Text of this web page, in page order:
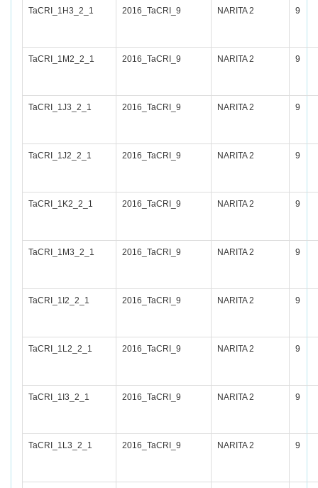
TaCRI_1H3_2_1 2016_TaCRI_9 NARITA 2 9
TaCRI_1M2_2_1 2016_TaCRI_9 NARITA 2 9
TaCRI_1J3_2_1 2016_TaCRI_9 NARITA 2 9
TaCRI_1J2_2_1 2016_TaCRI_9 NARITA 2 9
TaCRI_1K2_2_1 2016_TaCRI_9 NARITA 2 9
TaCRI_1M3_2_1 2016_TaCRI_9 NARITA 2 9
TaCRI_1I2_2_1 2016_TaCRI_9 NARITA 2 9
TaCRI_1L2_2_1 2016_TaCRI_9 NARITA 2 9
TaCRI_1I3_2_1 2016_TaCRI_9 NARITA 2 9
TaCRI_1L3_2_1 2016_TaCRI_9 NARITA 2 9